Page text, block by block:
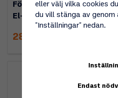
Förbränningstoalett
El-dorado PRO
28 990 kr
eller välj vilka cookies
du vill stänga av
"Inställningar" nedan.
Endast